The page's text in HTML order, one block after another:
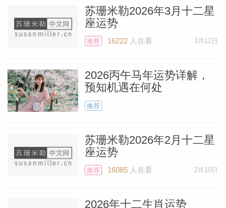
个人资
目，所有和学术、法律相关的事项。
新月出现在你星盘的第九宫，而太阳、水星
星体之力！另外，木星会在第三宫和群星携
手合作，新月因此变得盛大而辉煌，足以让
上文列出的其中一个事项启动。
另外，天王星也相加入其中。他会和金星形
成三分相（极致和谐的相位），为金星注入
惊喜；金星是你的守护星，现在正在象征荣
苏珊米勒2026年3月十二星
座运势
推荐 16222人在看 3月12日
2026丙午马年运势详解，
预知机遇在何处
推荐
苏珊米勒2026年2月十二星
座运势
推荐 16085人在看 2月10日
2026年十二生肖运势